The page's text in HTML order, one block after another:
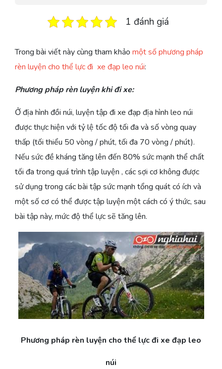
1 đánh giá
Trong bài viết này cùng tham khảo một số phương pháp
rèn luyện cho thể lực đi xe đạp leo núi:
Phương pháp rèn luyện khi đi xe:
Ở địa hình đồi núi, luyện tập đi xe đạp địa hình leo núi
được thực hiện với tỷ lệ tốc độ tối đa và số vòng quay
thấp (tối thiểu 50 vòng / phút, tối đa 70 vòng / phút).
Nếu sức đề kháng tăng lên đến 80% sức mạnh thể chất
tối đa trong quá trình tập luyện , các sợi cơ không được
sử dụng trong các bài tập sức mạnh tổng quát có ích và
một số cơ có thể được tập luyện một cách có ý thức, sau
bài tập này, mức độ thể lực sẽ tăng lên.
Phương pháp rèn luyện cho thể lực đi xe đạp leo
núi